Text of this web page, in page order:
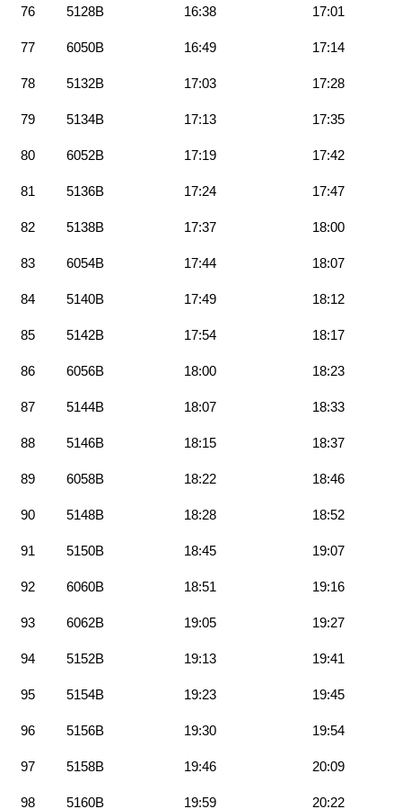
76 5128B 16:38 17:01
77 6050B 16:49 17:14
78 5132B 17:03 17:28
79 5134B 17:13 17:35
80 6052B 17:19 17:42
81 5136B 17:24 17:47
82 5138B 17:37 18:00
83 6054B 17:44 18:07
84 5140B 17:49 18:12
85 5142B 17:54 18:17
86 6056B 18:00 18:23
87 5144B 18:07 18:33
88 5146B 18:15 18:37
89 6058B 18:22 18:46
90 5148B 18:28 18:52
91 5150B 18:45 19:07
92 6060B 18:51 19:16
93 6062B 19:05 19:27
94 5152B 19:13 19:41
95 5154B 19:23 19:45
96 5156B 19:30 19:54
97 5158B 19:46 20:09
98 5160B 19:59 20:22